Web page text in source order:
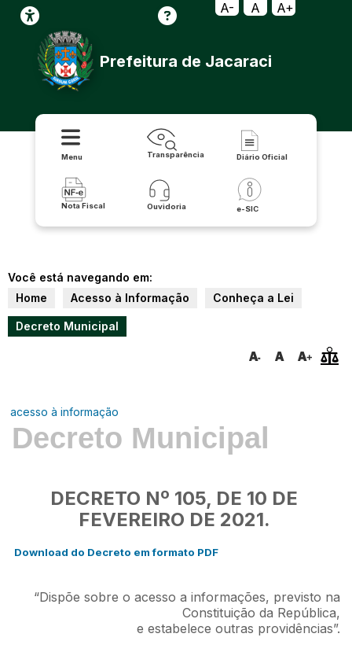
A- A A+
Prefeitura de Jacaraci
Menu Transparência Diário Oficial
Nota Fiscal Ouvidoria e-SIC
Você está navegando em:
Home
Acesso à Informação Conheça a Lei
Decreto Municipal
acesso à informação
Decreto Municipal
DECRETO Nº 105, DE 10 DE
FEVEREIRO DE 2021.
Download do Decreto em formato PDF
“Dispõe sobre o acesso a informações, previsto na
Constituição da República,
e estabelece outras providências”.